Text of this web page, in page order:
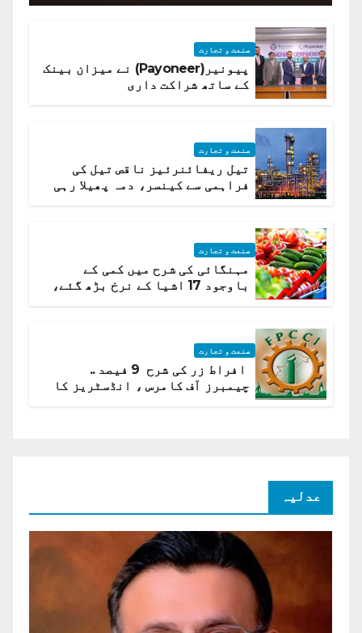
صنعت و تجارت
پیونیر(Payoneer) نے میزان بینک
کے ساتھ شراکت داری
صنعت و تجارت
تیل ریفائنرئیز ناقص تیل کی
فراہمی سے کینسر، دمہ پھیلا رہی
صنعت و تجارت
مہنگائی کی شرح میں کمی کے
باوجود 17 اشیا کے نرخ بڑھ گئے،
صنعت و تجارت
افراط زر کی شرح 9 فیصد ..
چیمبرز آف کامرس ، انڈسٹریز کا
عدلیہ